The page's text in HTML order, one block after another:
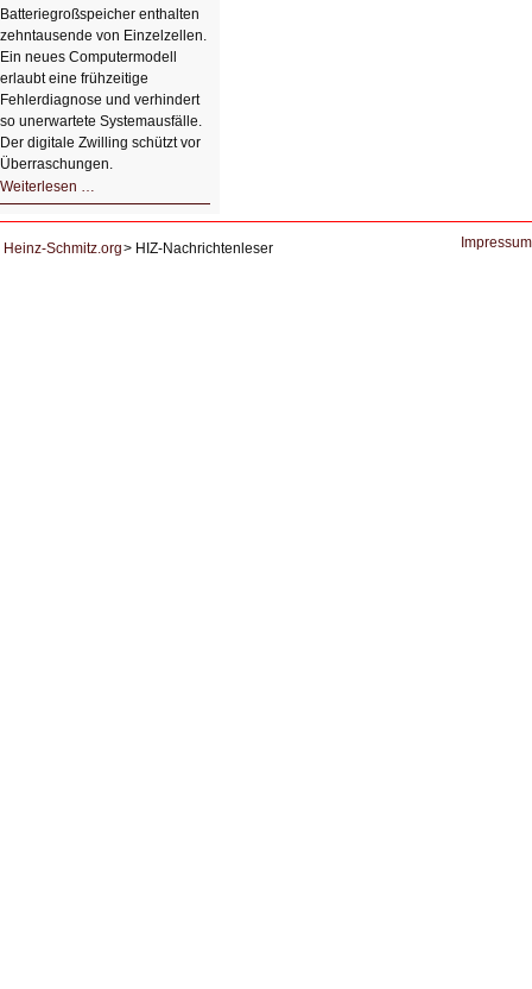
von
Studierenden
Batteriegroßspeicher enthalten
zehntausende von Einzelzellen.
Ein neues Computermodell
erlaubt eine frühzeitige
Fehlerdiagnose und verhindert
so unerwartete Systemausfälle.
Der digitale Zwilling schützt vor
Überraschungen.
Weiterlesen …
für
Zukunft.
Heinz-Schmitz.org HIZ-Nachrichtenleser Impressum